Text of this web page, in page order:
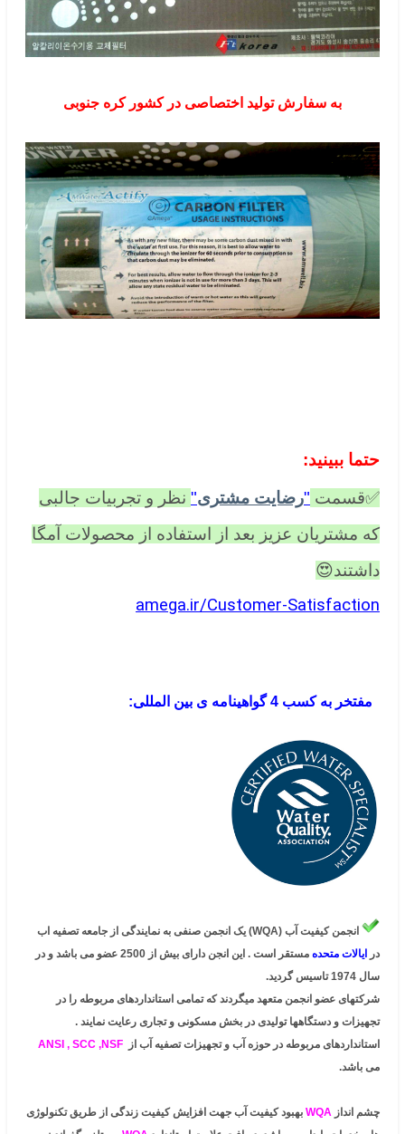
به سفارش تولید اختصاصی در کشور کره جنوبی
حتما ببینید:
✅قسمت "رضایت مشتری" نظر و تجربیات جالبی
که مشتریان عزیز بعد از استفاده از محصولات آمگا
داشتند😍
amega.ir/Customer-Satisfaction
مفتخر به کسب 4 گواهینامه ی بین المللی:
انجمن کیفیت آب (WQA) یک انجمن صنفی به نمایندگی از جامعه تصفیه اب
در
ایالات متحده
مستقر است . این انجن دارای بیش از 2500 عضو می باشد و در
سال 1974 تاسیس گردید.
شرکتهای عضو انجمن متعهد میگردند که تمامی استانداردهای مربوطه را در
تجهیزات و دستگاهها تولیدی در بخش مسکونی و تجاری رعایت نمایند .
استانداردهای مربوطه در حوزه آب و تجهیزات تصفیه آب از
می باشد.
چشم انداز WQA بهبود کیفیت آب جهت افزایش کیفیت زندگی از طریق تکنولوژی